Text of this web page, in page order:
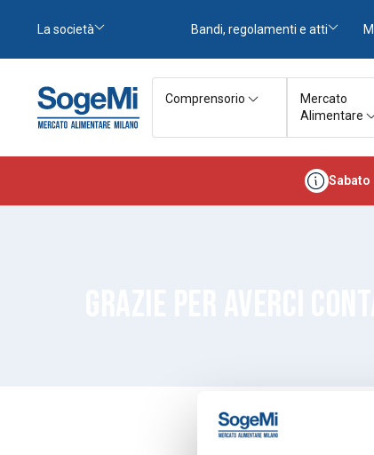
La società Bandi, regolamenti e atti
Comprensorio
Mercato
Alimentare
Sabato